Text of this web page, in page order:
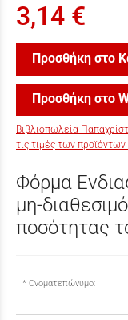
3,14 €
Προσθήκη στο
Προσθήκη στο
Βιβλιοπωλεία
τις τιμές των προϊόντων
Φόρμα
μη-
ποσότητας
Ονοματεπώνυμο: